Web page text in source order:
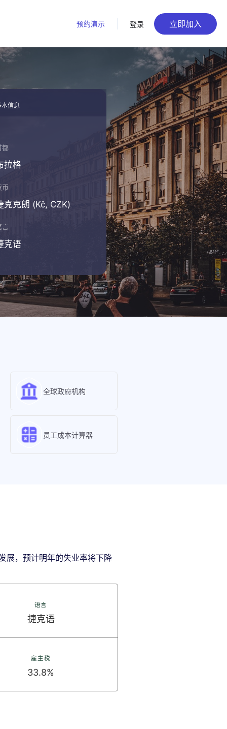
预约演示 登录 立即加入
本信息
都
拉格
币
克克朗 (Kč, CZK)
言
克语
全球政府机构
员工成本计算器
展，预计明年的失业率将下降
语言
捷克语
雇主税
33.8%